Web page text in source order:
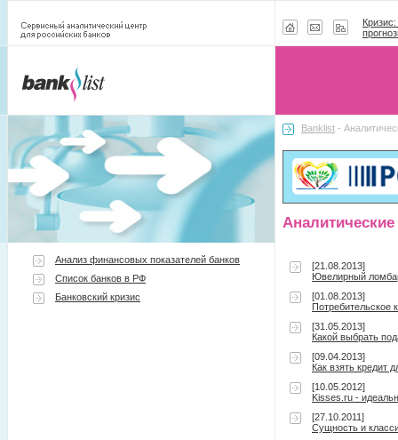
Анализ финансовых показателей банков
Список банков в РФ
Банковский кризис
Banklist -
[21.08.2013]
Ювелирный
[01.08.2013]
Потребительское
[31.05.2013]
Какой выбрать
[09.04.2013]
Как взять кредит
[10.05.2012]
Kisses.ru -
[27.10.2011]
Сущность и